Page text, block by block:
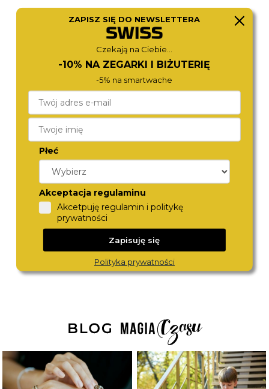
CITIZEN
NJ0232-53X
ZAPISZ SIĘ DO NEWSLETTERA
Czekają na Ciebie...
-10% NA ZEGARKI I BIŻUTERIĘ
-5% na smartwache
Płeć
Akceptacja regulaminu
Akcetpuję regulamin i politykę
prywatności
Zapisuję się
Polityka prywatności